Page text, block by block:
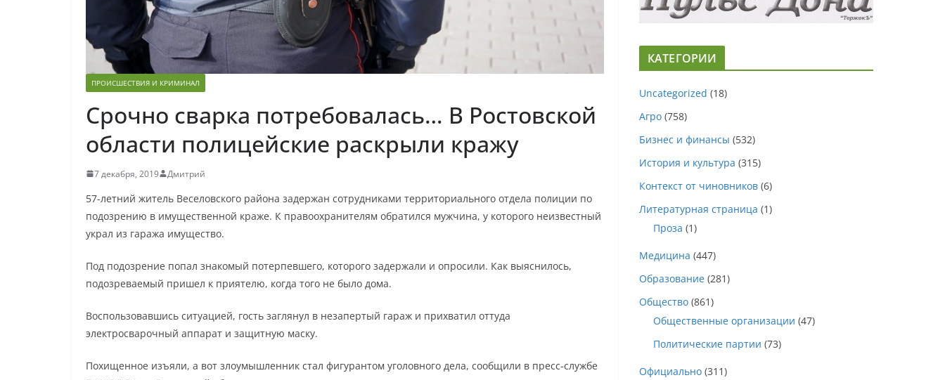
ПРОИСШЕСТВИЯ И КРИМИНАЛ
Срочно сварка потребовалась… В Ростовской
области полицейские раскрыли кражу
7 декабря, 2019 Дмитрий
57-летний житель Веселовского района задержан сотрудниками территориального отдела полиции по
подозрению в имущественной краже. К правоохранителям обратился мужчина, у которого неизвестный
украл из гаража имущество.
Под подозрение попал знакомый потерпевшего, которого задержали и опросили. Как выяснилось,
подозреваемый пришел к приятелю, когда того не было дома.
Воспользовавшись ситуацией, гость заглянул в незапертый гараж и прихватил оттуда
электросварочный аппарат и защитную маску.
Похищенное изъяли, а вот злоумышленник стал фигурантом уголовного дела, сообщили в пресс-службе
КАТЕГОРИИ
Uncategorized (18)
Агро (758)
Бизнес и финансы (532)
История и культура (315)
Контекст от чиновников (6)
Литературная страница (1)
Проза (1)
Медицина (447)
Образование (281)
Общество (861)
Общественные организации (47)
Политические партии (73)
Официально (311)